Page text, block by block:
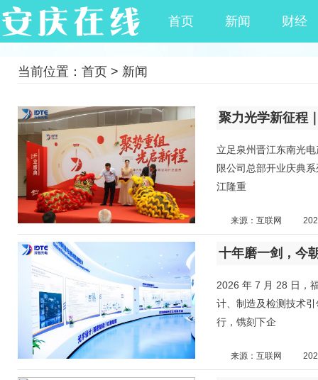
首页 新闻 财经
当前位置： 首页 > 新闻
立足泉州晋江东南光
限公司总部开业庆典
江隆重
来源：互联网
2026 年 7 月 28 日，
计、制造及检测技术
行，镌刻下企
来源：互联网